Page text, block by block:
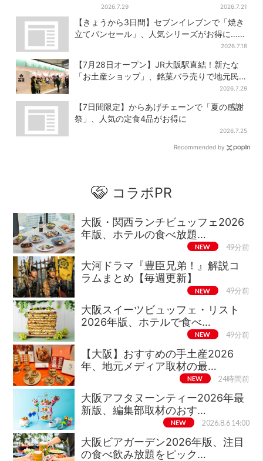
巨大インコ「何かいる」「朝
からビビった」、その正体と
は？
2026.7.29
行オープン！駅直結＆21時ま
で営業
2026.7.21
【きょうから3日間】セブンイレブンで「焼き
立てパンセール」、人気シリーズがお得に…チ
2026.7.18
【7月28日オープン】JR大阪駅直結！新たな
「お土産ショップ」、銘菓バラ売りで地元民
2026.7.29
【7日間限定】からあげチェーンで「夏の感謝
祭」、人気の定食4品がお得に
2026.7.25
Recommended by
コラボPR
大阪・関西ランチビュッフェ2026
年版、ホテルの食べ放題…
NEW 49分前
大河ドラマ『豊臣兄弟！』解説コ
ラムまとめ【毎週更新】
NEW 49分前
大阪スイーツビュッフェ・リスト
2026年版、ホテルで食べ…
NEW 49分前
【大阪】おすすめの手土産2026
年、地元メディア取材の最…
NEW 24時間前
大阪アフタヌーンティー2026年最
新版、編集部取材のおす…
NEW 2026.8.6 14:00
大阪ビアガーデン2026年版、注目
の食べ飲み放題をピック…